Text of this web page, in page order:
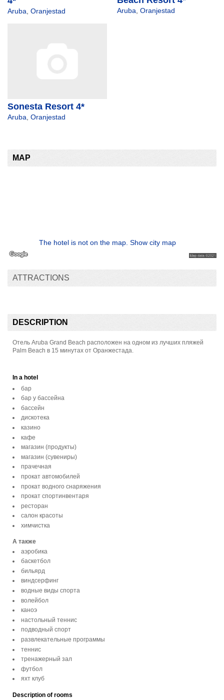
Aruba, Oranjestad Aruba, Oranjestad
Sonesta Resort 4*
Aruba Oranjestad
MAP
The hotel is not on the map. Show city map
ATTRACTIONS
DESCRIPTION
Отель Aruba Grand Beach расположен на одном из лучших пляжей
Palm Beach в 15 минутах от Оранжестада.
In a hotel
бар
бар у бассейна
бассейн
дискотека
казино
кафе
магазин (продукты)
магазин (сувениры)
прачечная
прокат автомобилей
прокат водного снаряжения
прокат спортинвентаря
ресторан
салон красоты
химчистка
А также
аэробика
баскетбол
бильярд
виндсерфинг
водные виды спорта
волейбол
каноэ
настольный теннис
подводный спорт
развлекательные программы
теннис
тренажерный зал
футбол
яхт клуб
Description of rooms